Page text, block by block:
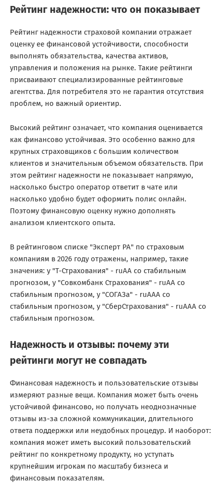
Рейтинг надежности: что он показывает
Рейтинг надежности страховой компании отражает
оценку ее финансовой устойчивости, способности
выполнять обязательства, качества активов,
управления и положения на рынке. Такие рейтинги
присваивают специализированные рейтинговые
агентства. Для потребителя это не гарантия отсутствия
проблем, но важный ориентир.
Высокий рейтинг означает, что компания оценивается
как финансово устойчивая. Это особенно важно для
крупных страховщиков с большим количеством
клиентов и значительным объемом обязательств. При
этом рейтинг надежности не показывает напрямую,
насколько быстро оператор ответит в чате или
насколько удобно будет оформить полис онлайн.
Поэтому финансовую оценку нужно дополнять
анализом клиентского опыта.
В рейтинговом списке "Эксперт РА" по страховым
компаниям в 2026 году отражены, например, такие
значения: у "Т-Страхования" - ruAA со стабильным
прогнозом, у "Совкомбанк Страхования" - ruAA со
стабильным прогнозом, у "СОГАЗа" - ruAAA со
стабильным прогнозом, у "СберСтрахования" - ruAAA со
стабильным прогнозом.
Надежность и отзывы: почему эти
рейтинги могут не совпадать
Финансовая надежность и пользовательские отзывы
измеряют разные вещи. Компания может быть очень
устойчивой финансово, но получать неоднозначные
отзывы из-за сложной коммуникации, длительного
ответа поддержки или неудобных процедур. И наоборот:
компания может иметь высокий пользовательский
рейтинг по конкретному продукту, но уступать
крупнейшим игрокам по масштабу бизнеса и
финансовым показателям.